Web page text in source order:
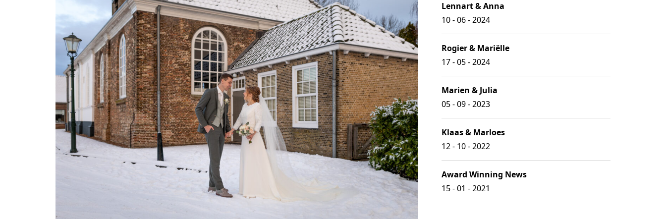
Lennart & Anna
10 - 06 - 2024
Rogier & Mariëlle
17 - 05 - 2024
Marien & Julia
05 - 09 - 2023
Klaas & Marloes
12 - 10 - 2022
Award Winning News
15 - 01 - 2021